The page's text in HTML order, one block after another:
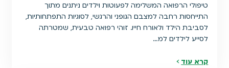
טיפולי הרפואה המשלימה לפעוטות וילדים ניתנים מתוך
התייחסות רחבה למצבם הגופני והרגשי, לסוגיות התפתחותיות,
לסביבת הילד ולאורח חייו. זוהי רפואה טבעית, שמטרתה
לסייע לילדים למ…
קרא עוד